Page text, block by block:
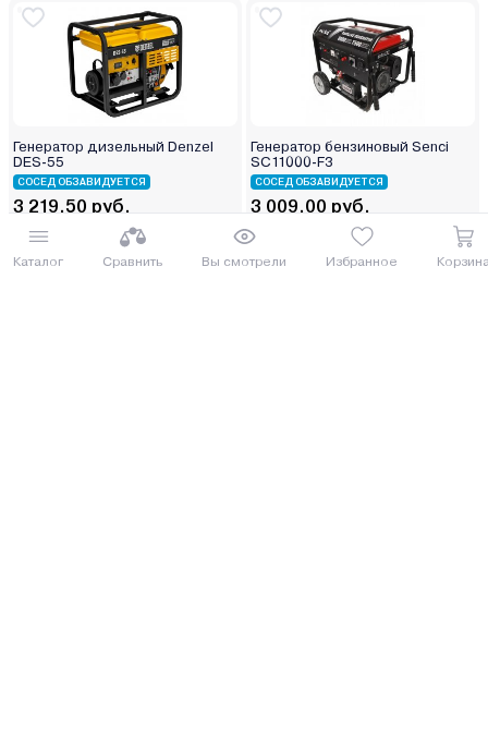
Каталог Сравнить Вы смотрели Избранное
Генератор дизельный Denzel
DES-55
СОСЕД ОБЗАВИДУЕТСЯ
3 219.50 руб.
от 80 руб. руб./мес.
Генератор бензиновый Senci
SC11000-F3
СОСЕД ОБЗАВИДУЕТСЯ
3 009.00 руб.
от 75 руб. руб./мес.